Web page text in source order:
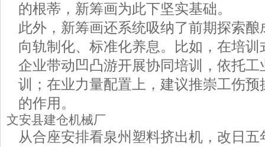
的根蒂，新筹画为此下坚实基础。
此外，新筹画还系统吸纳了前期探索
向轨制化、标准化养息。比如，在培
企业带动凹凸游开展协同培训，依托
训；在业力量配置上，建议推崇工伤
的作用。
文安县建仓机械厂
从合座安排看泉州塑料挤出机，改日